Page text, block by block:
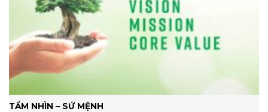
TẦM NHÌN – SỨ MỆNH